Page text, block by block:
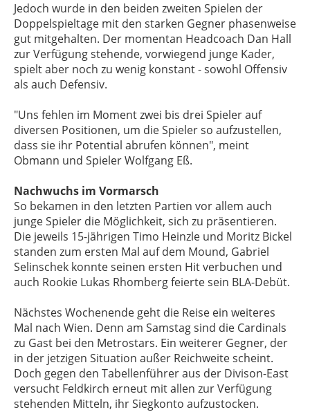
Jedoch wurde in den beiden zweiten Spielen der
Doppelspieltage mit den starken Gegner phasenweise
gut mitgehalten. Der momentan Headcoach Dan Hall
zur Verfügung stehende, vorwiegend junge Kader,
spielt aber noch zu wenig konstant - sowohl Offensiv
als auch Defensiv.
"Uns fehlen im Moment zwei bis drei Spieler auf
diversen Positionen, um die Spieler so aufzustellen,
dass sie ihr Potential abrufen können", meint
Obmann und Spieler Wolfgang Eß.
Nachwuchs im Vormarsch
So bekamen in den letzten Partien vor allem auch
junge Spieler die Möglichkeit, sich zu präsentieren.
Die jeweils 15-jährigen Timo Heinzle und Moritz Bickel
standen zum ersten Mal auf dem Mound, Gabriel
Selinschek konnte seinen ersten Hit verbuchen und
auch Rookie Lukas Rhomberg feierte sein BLA-Debüt.
Nächstes Wochenende geht die Reise ein weiteres
Mal nach Wien. Denn am Samstag sind die Cardinals
zu Gast bei den Metrostars. Ein weiterer Gegner, der
in der jetzigen Situation außer Reichweite scheint.
Doch gegen den Tabellenführer aus der Divison-East
versucht Feldkirch erneut mit allen zur Verfügung
stehenden Mitteln, ihr Siegkonto aufzustocken.